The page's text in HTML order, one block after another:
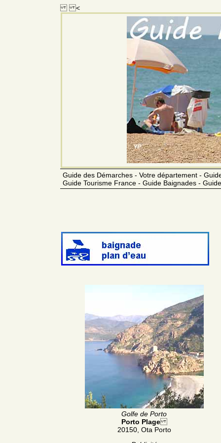
<
Guide des Démarches - Votre département -
Guide Tourisme France - Guide Baignades -
Golfe de Porto
Porto Plage
20150, Ota Porto